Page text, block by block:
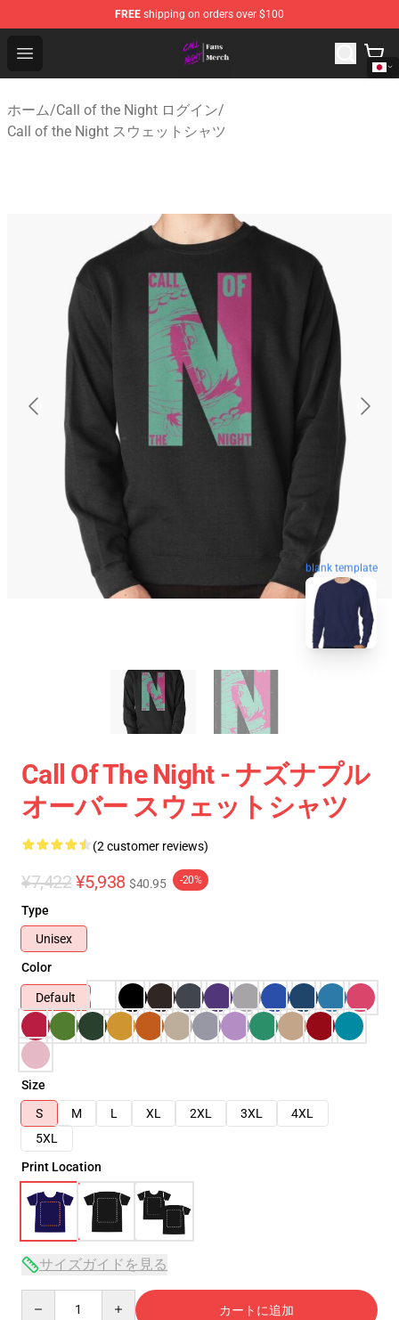
FREE shipping on orders over $100
Open menu
Call of the Night Store - Official Call of the Night
ホーム/Call of the Night ログイン/
Call of the Night スウェットシャツ
blank template
Call Of The Night - ナズナプル
オーバー スウェットシャツ
(2 customer reviews)
¥7,422 ¥5,938 $40.95 -20%
Type
Unisex
Color
Default
Size
S
M L XL 2XL 3XL
4XL
5XL
Print Location
サイズガイドを見る
カートに追加